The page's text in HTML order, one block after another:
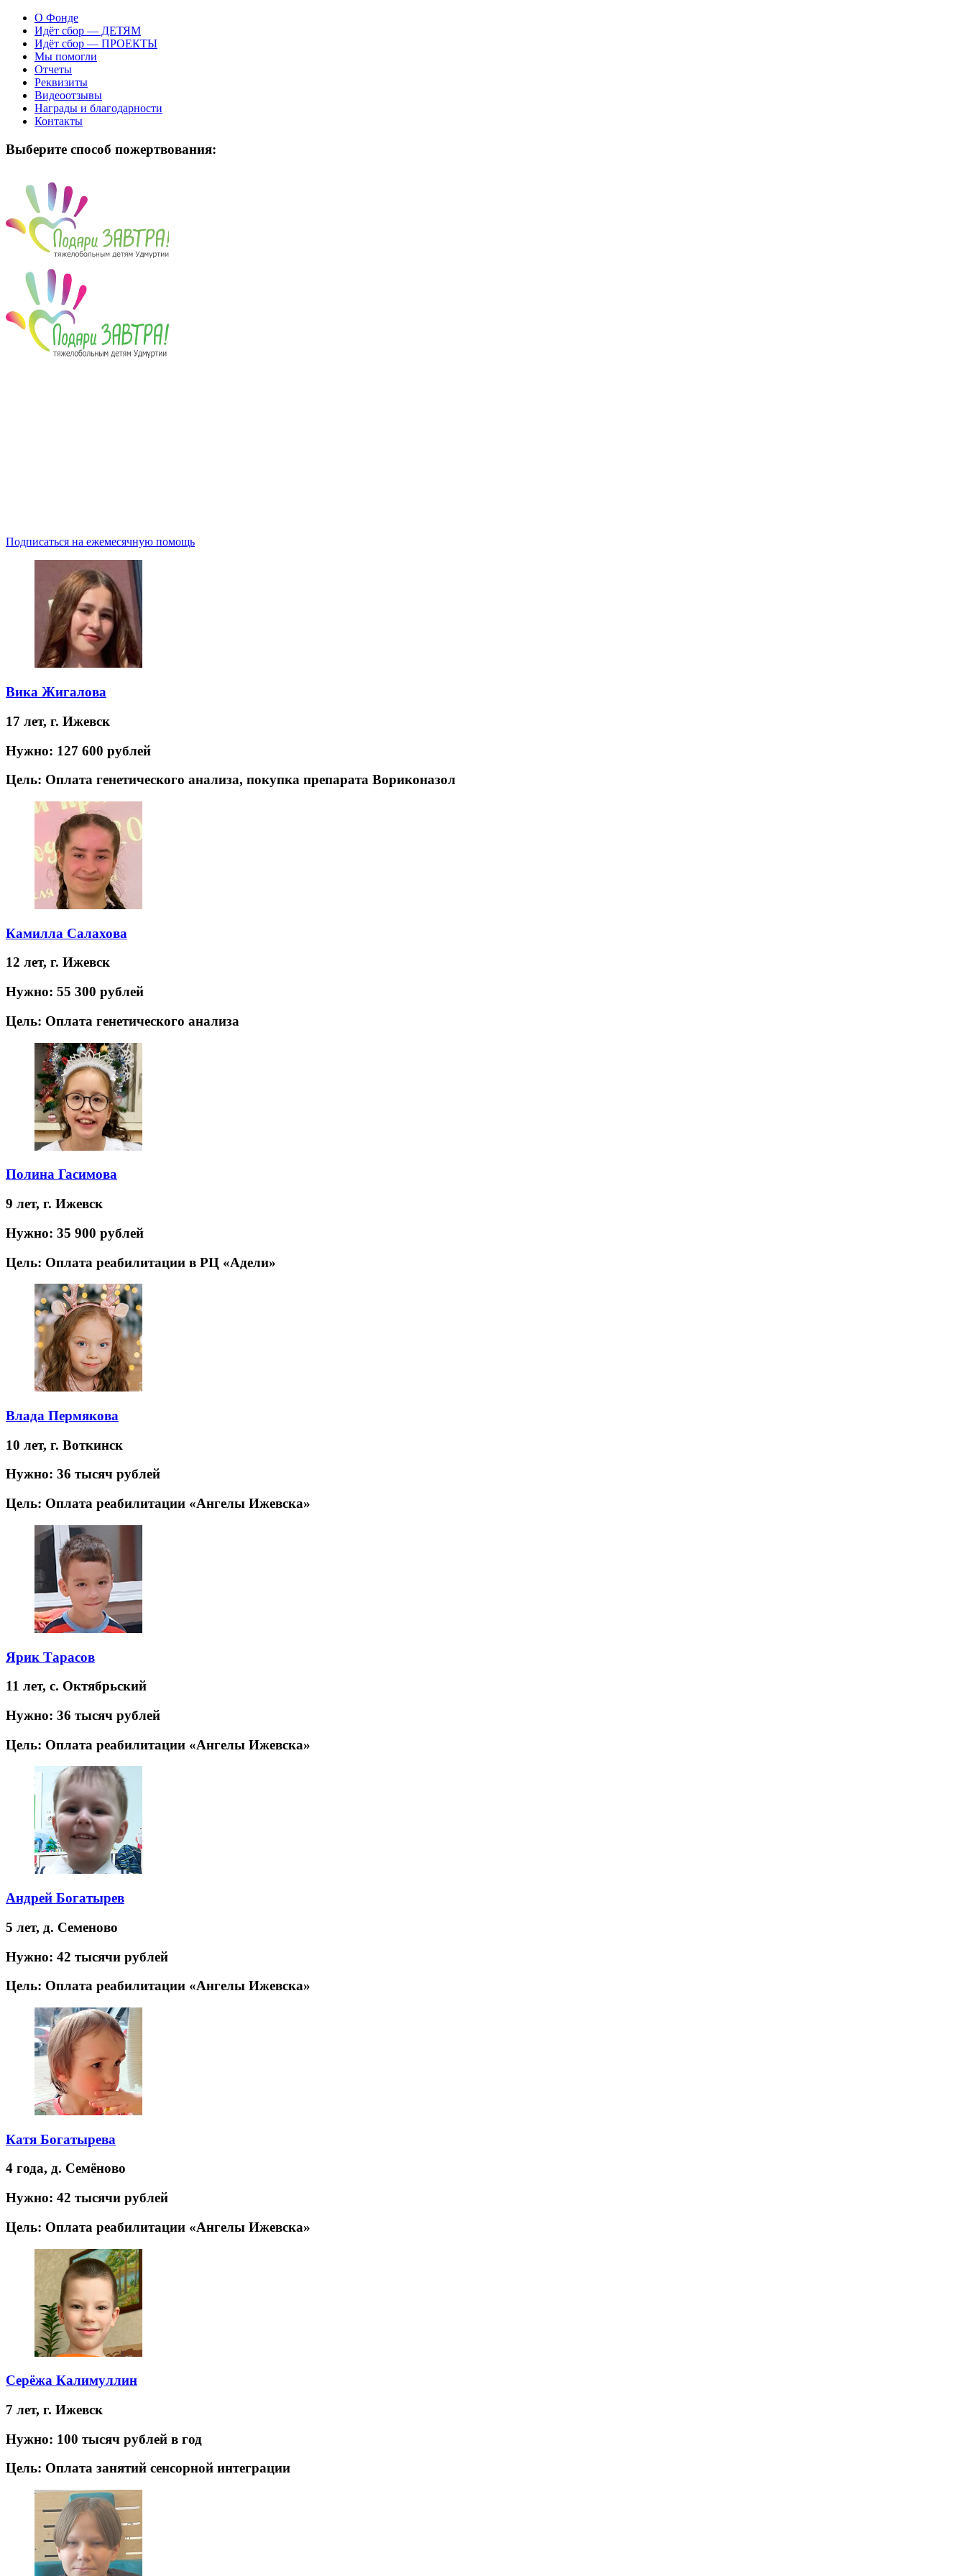
О Фонде
Идёт сбор — ДЕТЯМ
Идёт сбор — ПРОЕКТЫ
Мы помогли
Отчеты
Реквизиты
Видеоотзывы
Награды и благодарности
Контакты
Выберите способ пожертвования:
Подписаться на ежемесячную помощь
Вика Жигалова
17 лет, г. Ижевск
Нужно: 127 600 рублей
Цель: Оплата генетического анализа, покупка препарата Вориконазол
Камилла Салахова
12 лет, г. Ижевск
Нужно: 55 300 рублей
Цель: Оплата генетического анализа
Полина Гасимова
9 лет, г. Ижевск
Нужно: 35 900 рублей
Цель: Оплата реабилитации в РЦ «Адели»
Влада Пермякова
10 лет, г. Воткинск
Нужно: 36 тысяч рублей
Цель: Оплата реабилитации «Ангелы Ижевска»
Ярик Тарасов
11 лет, с. Октябрьский
Нужно: 36 тысяч рублей
Цель: Оплата реабилитации «Ангелы Ижевска»
Андрей Богатырев
5 лет, д. Семеново
Нужно: 42 тысячи рублей
Цель: Оплата реабилитации «Ангелы Ижевска»
Катя Богатырева
4 года, д. Семёново
Нужно: 42 тысячи рублей
Цель: Оплата реабилитации «Ангелы Ижевска»
Серёжа Калимуллин
7 лет, г. Ижевск
Нужно: 100 тысяч рублей в год
Цель: Оплата занятий сенсорной интеграции